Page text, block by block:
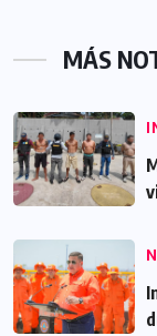
MÁS